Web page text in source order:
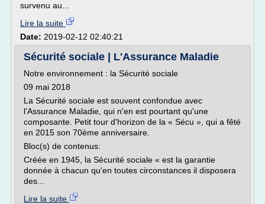
survenu au...
Lire la suite
Date: 2019-02-12 02:40:21
Sécurité sociale | L'Assurance Maladie
Notre environnement : la Sécurité sociale
09 mai 2018
La Sécurité sociale est souvent confondue avec
l'Assurance Maladie, qui n'en est pourtant qu'une
composante. Petit tour d'horizon de la « Sécu », qui a fêté
en 2015 son 70ème anniversaire.
Bloc(s) de contenus:
Créée en 1945, la Sécurité sociale « est la garantie
donnée à chacun qu'en toutes circonstances il disposera
des...
Lire la suite